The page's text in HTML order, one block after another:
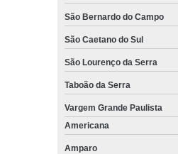
São Bernardo do Campo
São Caetano do Sul
São Lourenço da Serra
Taboão da Serra
Vargem Grande Paulista
Americana
Amparo